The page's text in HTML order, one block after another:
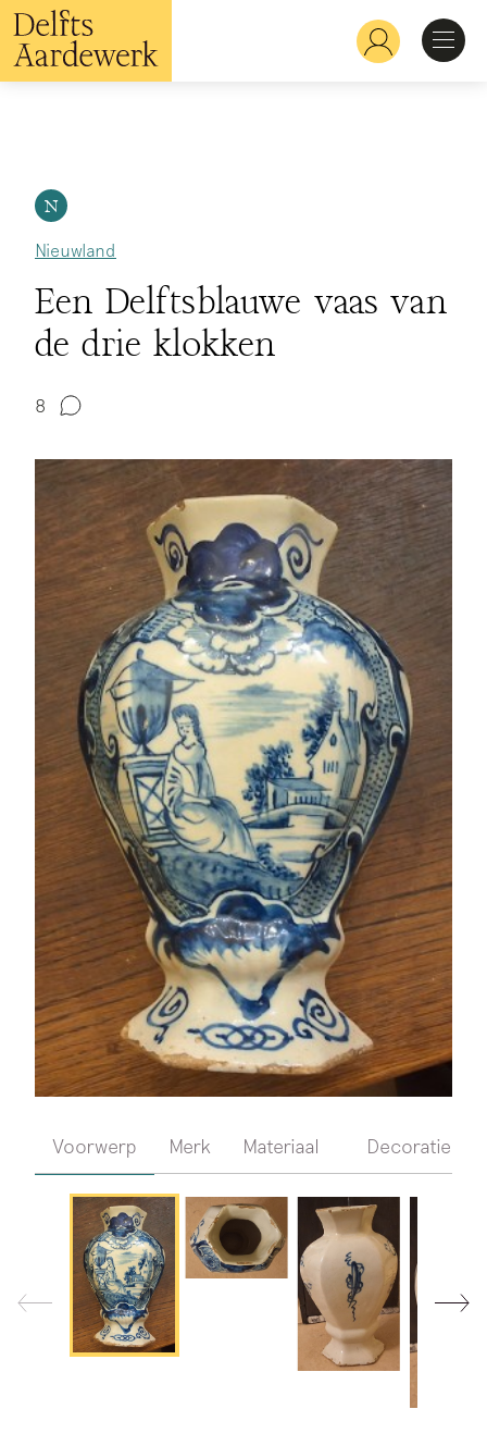
Overslaan
en
naar
de
Hoofdnavigatie
Herkennen
Bekijken
Verdiepen
N
Nieuwland
Een Delftsblauwe vaas van
de drie klokken
8
Voorwerp Merk Materiaal Decoratie